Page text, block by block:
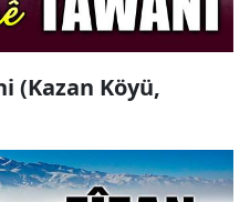
(Kazan Köyü,